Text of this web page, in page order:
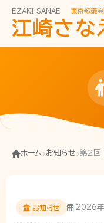
EZAKI SANAE 東京都議
江崎さな
ホーム お知らせ 第２回
お知らせ 2026